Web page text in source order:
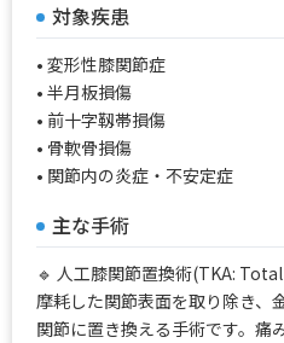
対象疾患
• 変形性膝関節症
• 半月板損傷
• 前十字靱帯損傷
• 骨軟骨損傷
• 関節内の炎症・不安定症
主な手術
🔹 人工膝関節置換術(TKA:
摩耗した関節表面を取り除き、
関節に置き換える手術です。痛